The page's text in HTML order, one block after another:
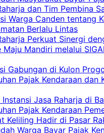
dan Tim Pembina
Warga Canden tentang
Berlalu Lintas
Perkuat Sinergi
Maju Mandiri melalui
Gabungan di Kulon
Pajak Kendaraan dan
Instansi Jasa Raharja di
Pajak Kendaraan
Keliling Hadir di Pasar
Warga Bayar Pajak